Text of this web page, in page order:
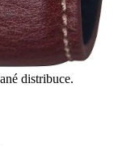
distribuce.